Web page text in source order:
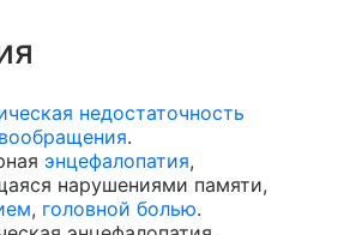
недостаточность
.
энцефалопатия,
нарушениями памяти,
, головной болью.